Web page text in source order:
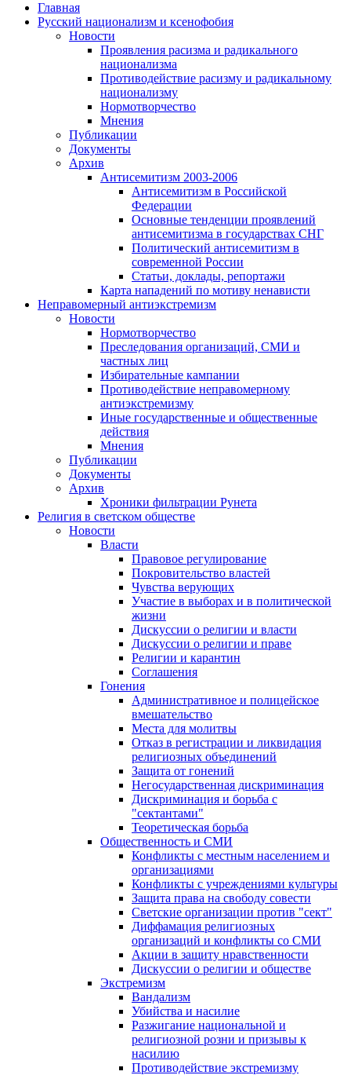
Главная
Русский национализм и ксенофобия
Новости
Проявления расизма и радикального
национализма
Противодействие расизму и радикальному
национализму
Нормотворчество
Мнения
Публикации
Документы
Архив
Антисемитизм 2003-2006
Антисемитизм в Российской
Федерации
Основные тенденции проявлений
антисемитизма в государствах СНГ
Политический антисемитизм в
современной России
Статьи, доклады, репортажи
Карта нападений по мотиву ненависти
Неправомерный антиэкстремизм
Новости
Нормотворчество
Преследования организаций, СМИ и
частных лиц
Избирательные кампании
Противодействие неправомерному
антиэкстремизму
Иные государственные и общественные
действия
Мнения
Публикации
Документы
Архив
Хроники фильтрации Рунета
Религия в светском обществе
Новости
Власти
Правовое регулирование
Покровительство властей
Чувства верующих
Участие в выборах и в политической
жизни
Дискуссии о религии и власти
Дискуссии о религии и праве
Религии и карантин
Соглашения
Гонения
Административное и полицейское
вмешательство
Места для молитвы
Отказ в регистрации и ликвидация
религиозных объединений
Защита от гонений
Негосударственная дискриминация
Дискриминация и борьба с
"сектантами"
Теоретическая борьба
Общественность и СМИ
Конфликты с местным населением и
организациями
Конфликты с учреждениями культуры
Защита права на свободу совести
Светские организации против "сект"
Диффамация религиозных
организаций и конфликты со СМИ
Акции в защиту нравственности
Дискуссии о религии и обществе
Экстремизм
Вандализм
Убийства и насилие
Разжигание национальной и
религиозной розни и призывы к
насилию
Противодействие экстремизму